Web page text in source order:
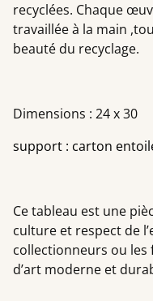
recyclées. Chaque
travaillée à la main
beauté du recyclage.
Dimensions : 24 x 30
support : carton
Ce tableau est une
culture et respect de
collectionneurs ou les
d’art moderne et